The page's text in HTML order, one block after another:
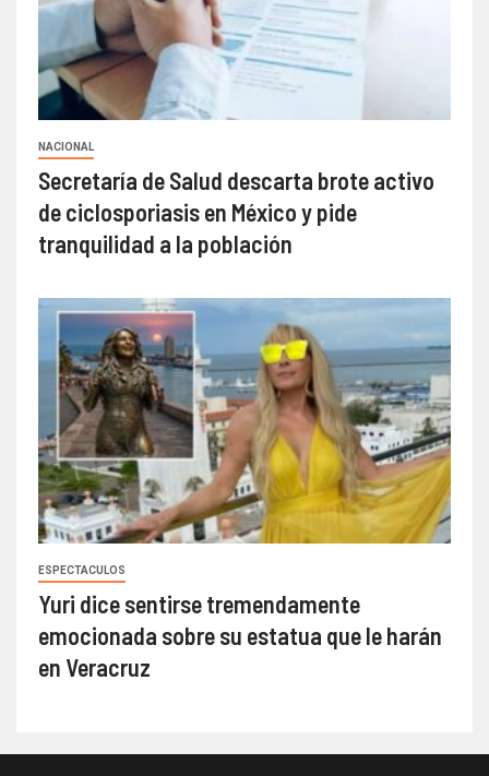
NACIONAL
Secretaría de Salud descarta brote activo
de ciclosporiasis en México y pide
tranquilidad a la población
ESPECTACULOS
Yuri dice sentirse tremendamente
emocionada sobre su estatua que le harán
en Veracruz